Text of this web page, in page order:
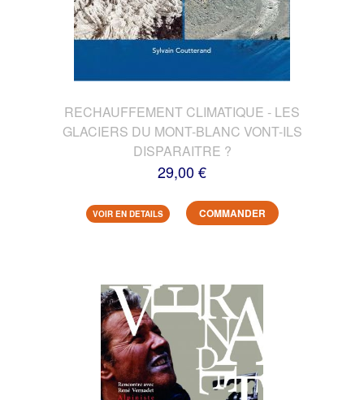
RECHAUFFEMENT CLIMATIQUE - LES
GLACIERS DU MONT-BLANC VONT-ILS
DISPARAITRE ?
29,00 €
VOIR EN DETAILS COMMANDER